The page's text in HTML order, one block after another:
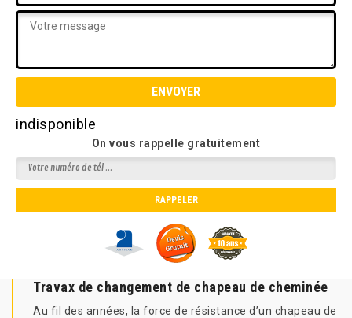
indisponible
On vous rappelle gratuitement
Travax de changement de chapeau de cheminée
Au fil des années, la force de résistance d’un chapeau de